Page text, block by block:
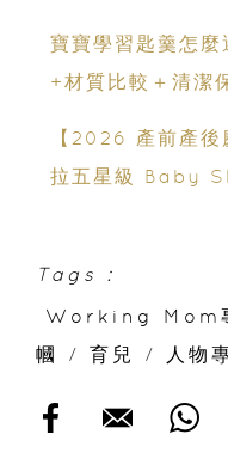
寶寶學習匙羹怎
+材質比較＋清潔
【2026 產前產後
拉五星級 Baby
Tags :
Working Mom
幗
/ 育兒 / 人物